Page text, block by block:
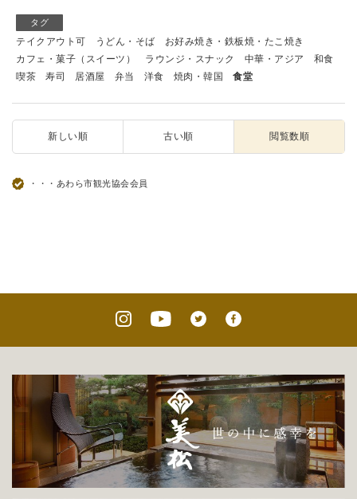
タグ
テイクアウト可 うどん・そば
お好み焼き・鉄板焼・たこ焼き
カフェ・菓子（スイーツ）
ラウンジ・スナック 中華・アジア
和食
喫茶
寿司 居酒屋 弁当 洋食 焼肉・韓国 食堂
新しい順 古い順 閲覧数順
・・・あわら市観光協会会員